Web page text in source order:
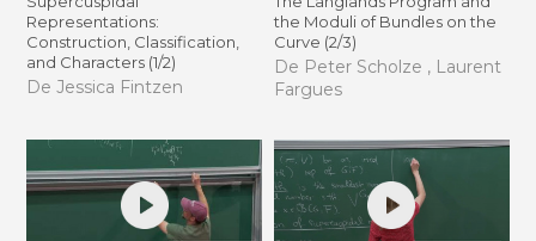
Representations:
Construction, Classification,
and Characters (1/2)
De Jessica Fintzen
the Moduli of Bundles on the
Curve (2/3)
De Peter Scholze , Laurent
Fargues